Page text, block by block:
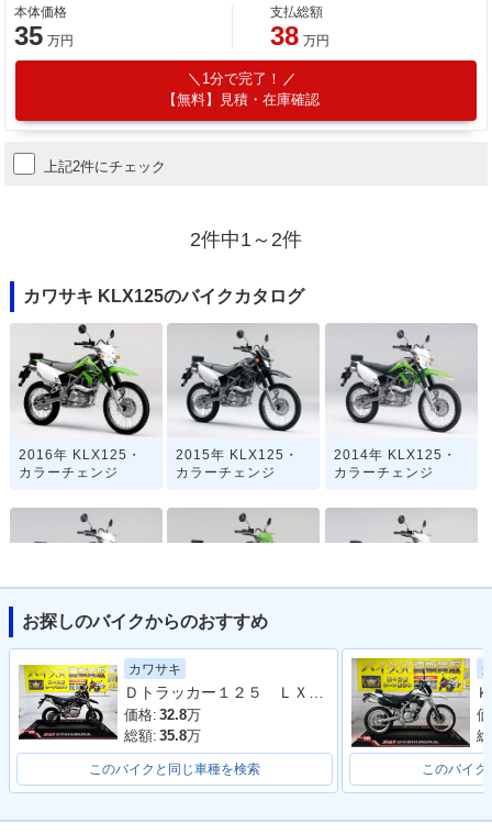
本体価格
35 万円
支払総額
38 万円
1分で完了！
【無料】見積・在庫確認
上記2件にチェック
2件中1～2件
カワサキ KLX125のバイクカタログ
2016年 KLX125・
カラーチェンジ
2015年 KLX125・
カラーチェンジ
2014年 KLX125・
カラーチェンジ
マイナーチェンジ
カラーチェンジ
2010年 KLX125・
お探しのバイクからのおすすめ
カワサキ
価格: 32.8万
総額: 35.8万
このバイクと同じ車種を検索 このバイ